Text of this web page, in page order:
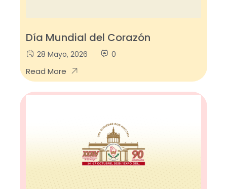
Día Mundial del Corazón
28 Mayo, 2026 0
Read More